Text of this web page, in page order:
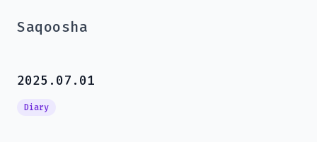
Saqoosha
2025.07.01
Diary